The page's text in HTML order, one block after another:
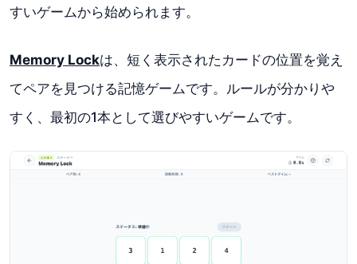
すいゲームから始められます。
Memory Lockは、短く表示されたカードの位置を覚え
てペアを見つける記憶ゲームです。ルールが分かりや
すく、最初の1本として選びやすいゲームです。